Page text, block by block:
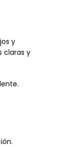
y
claras y